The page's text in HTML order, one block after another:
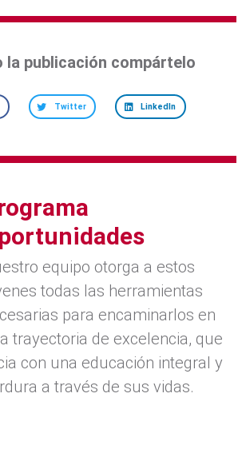
la publicación compártelo
Twitter LinkedIn
equipo otorga a estos
todas las herramientas
para encaminarlos en
trayectoria de excelencia, que
con una educación integral y
a través de sus vidas.